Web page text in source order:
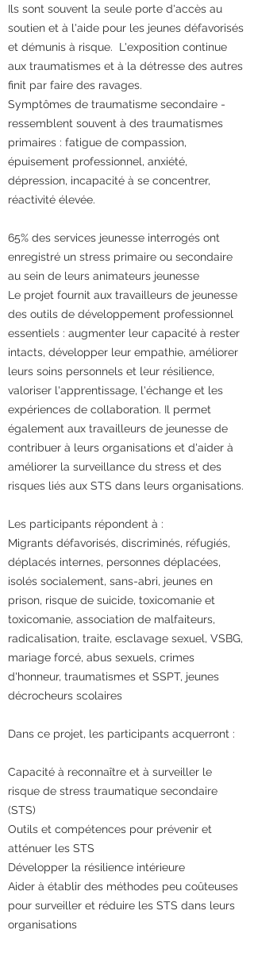
Ils sont souvent la seule porte d'accès au
soutien et à l'aide pour les jeunes défavorisés
et démunis à risque. L'exposition continue
aux traumatismes et à la détresse des autres
finit par faire des ravages.
Symptômes de traumatisme secondaire -
ressemblent souvent à des traumatismes
primaires : fatigue de compassion,
épuisement professionnel, anxiété,
dépression, incapacité à se concentrer,
réactivité élevée.
65% des services jeunesse interrogés ont
enregistré un stress primaire ou secondaire
au sein de leurs animateurs jeunesse
Le projet fournit aux travailleurs de jeunesse
des outils de développement professionnel
essentiels : augmenter leur capacité à rester
intacts, développer leur empathie, améliorer
leurs soins personnels et leur résilience,
valoriser l'apprentissage, l'échange et les
expériences de collaboration. Il permet
également aux travailleurs de jeunesse de
contribuer à leurs organisations et d'aider à
améliorer la surveillance du stress et des
risques liés aux STS dans leurs organisations.
Les participants répondent à :
Migrants défavorisés, discriminés, réfugiés,
déplacés internes, personnes déplacées,
isolés socialement, sans-abri, jeunes en
prison, risque de suicide, toxicomanie et
toxicomanie, association de malfaiteurs,
radicalisation, traite, esclavage sexuel, VSBG,
mariage forcé, abus sexuels, crimes
d'honneur, traumatismes et SSPT, jeunes
décrocheurs scolaires
Dans ce projet, les participants acquerront :
Capacité à reconnaître et à surveiller le
risque de stress traumatique secondaire
(STS)
Outils et compétences pour prévenir et
atténuer les STS
Développer la résilience intérieure
Aider à établir des méthodes peu coûteuses
pour surveiller et réduire les STS dans leurs
organisations